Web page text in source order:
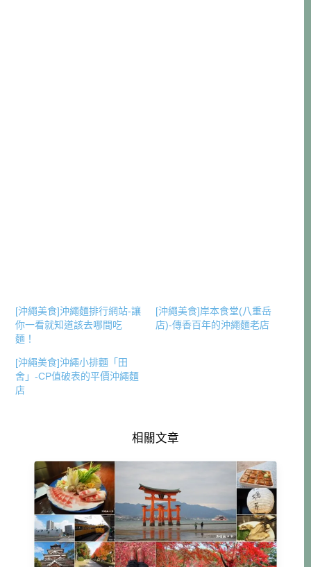
[沖繩美食]沖繩麵排行網站-讓
你一看就知道該去哪間吃
麵！
[沖繩美食]岸本食堂(八重岳
店)-傳香百年的沖繩麵老店
[沖繩美食]沖繩小排麵「田
舍」-CP值破表的平價沖繩麵
店
相關文章